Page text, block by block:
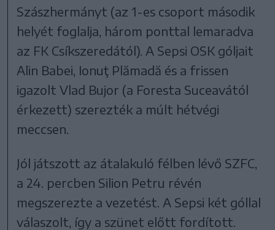
Szászhermányt (az 1-es csoport második
helyét foglalja, három ponttal lemaradva
az FK Csíkszeredától). A Sepsi OSK góljait
Alin Babei, Ionuţ Plămadă és a frissen
igazolt Vlad Bujor (a Foresta Suceavától
érkezett) szerezték a múlt hétvégi
meccsen.
Jól játszott az átalakuló félben lévő SZFC,
a 24. percben Silion Petru révén
megszerezte a vezetést. A Sepsi két góllal
válaszolt, így a szünet előtt fordított.